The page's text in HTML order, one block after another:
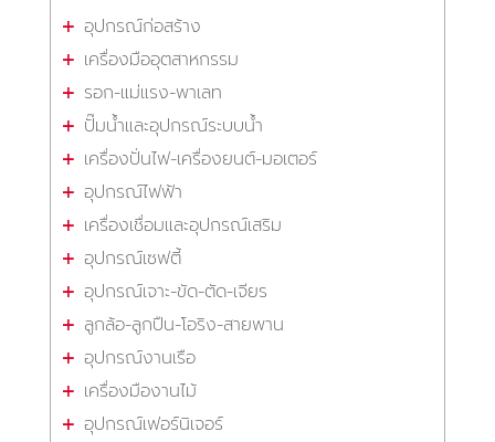
อุปกรณ์ก่อสร้าง
เครื่องมืออุตสาหกรรม
รอก-แม่แรง-พาเลท
ปั๊มน้ำและอุปกรณ์ระบบน้ำ
เครื่องปั่นไฟ-เครื่องยนต์-มอเตอร์
อุปกรณ์ไฟฟ้า
เครื่องเชื่อมและอุปกรณ์เสริม
อุปกรณ์เซฟตี้
อุปกรณ์เจาะ-ขัด-ตัด-เจียร
ลูกล้อ-ลูกปืน-โอริง-สายพาน
อุปกรณ์งานเรือ
เครื่องมืองานไม้
อุปกรณ์เฟอร์นิเจอร์